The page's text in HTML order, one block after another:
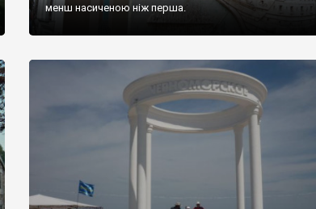
менш насиченою ніж перша.